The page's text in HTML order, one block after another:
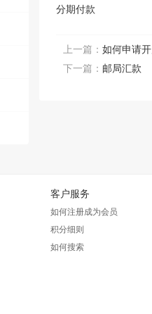
分期付款
上一篇： 如何申请
下一篇： 邮局汇款
客户服务
如何注册成为会员
积分细则
如何搜索